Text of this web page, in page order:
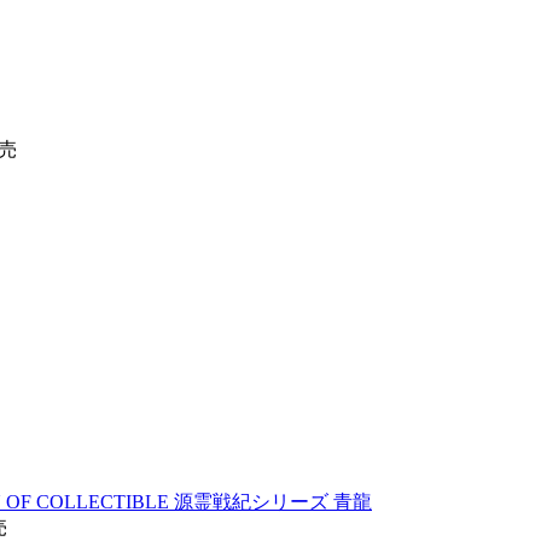
COLLECTIBLE 源霊戦紀シリーズ 青龍